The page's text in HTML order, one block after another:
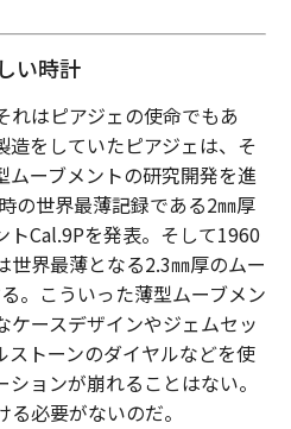
い時計
れはピアジェの使命でもあ
造をしていたピアジェは、そ
ムーブメントの研究開発を進
の世界最薄記録である2㎜厚
トCal.9Pを発表。そして1960
世界最薄となる2.3㎜厚のムー
。こういった薄型ムーブメン
ケースデザインやジェムセッ
ストーンのダイヤルなどを使
ョンが崩れることはない。
必要がないのだ。